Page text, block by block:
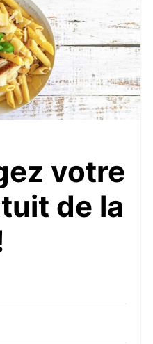
votre
de la